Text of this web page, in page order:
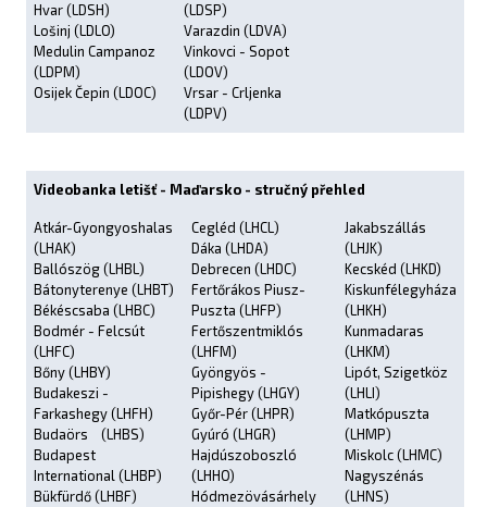
Hvar (LDSH)
Lošinj (LDLO)
Medulin Campanoz
(LDPM)
Osijek Čepin (LDOC)
(LDSP)
Varazdin (LDVA)
Vinkovci - Sopot
(LDOV)
Vrsar - Crljenka
(LDPV)
Videobanka letišť - Maďarsko - stručný přehled
Atkár-Gyongyoshalas
(LHAK)
Ballószög (LHBL)
Bátonyterenye (LHBT)
Békéscsaba (LHBC)
Bodmér - Felcsút
(LHFC)
Bőny (LHBY)
Budakeszi -
Farkashegy (LHFH)
Budaörs (LHBS)
Budapest
International (LHBP)
Bükfürdő (LHBF)
Cegléd (LHCL)
Dáka (LHDA)
Debrecen (LHDC)
Fertőrákos Piusz-
Puszta (LHFP)
Fertőszentmiklós
(LHFM)
Gyöngyös -
Pipishegy (LHGY)
Győr-Pér (LHPR)
Gyúró (LHGR)
Hajdúszoboszló
(LHHO)
Hódmezövásárhely
Jakabszállás
(LHJK)
Kecskéd (LHKD)
Kiskunfélegyháza
(LHKH)
Kunmadaras
(LHKM)
Lipót, Szigetköz
(LHLI)
Matkópuszta
(LHMP)
Miskolc (LHMC)
Nagyszénás
(LHNS)